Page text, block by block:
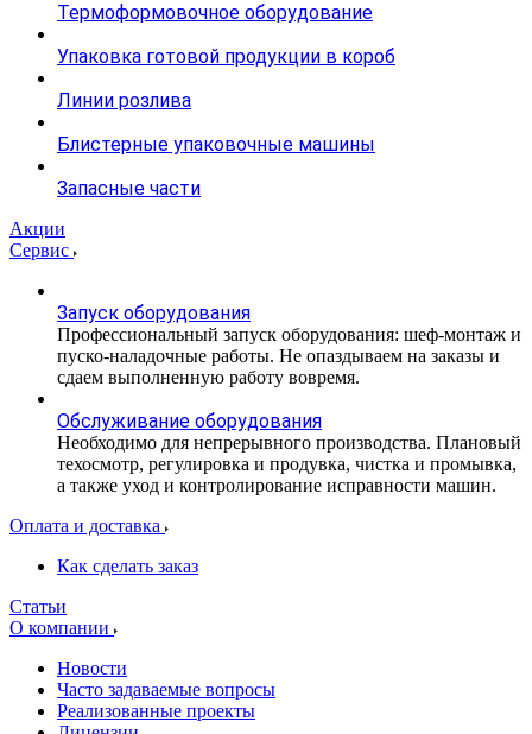
Термоформовочное оборудование
Упаковка готовой продукции в короб
Линии розлива
Блистерные упаковочные машины
Запасные части
Акции
Сервис
Запуск оборудования
Профессиональный запуск оборудования: шеф-монтаж и
пуско-наладочные работы. Не опаздываем на заказы и
сдаем выполненную работу вовремя.
Обслуживание оборудования
Необходимо для непрерывного производства. Плановый
техосмотр, регулировка и продувка, чистка и промывка,
а также уход и контролирование исправности машин.
Оплата и доставка
Как сделать заказ
Статьи
О компании
Новости
Часто задаваемые вопросы
Реализованные проекты